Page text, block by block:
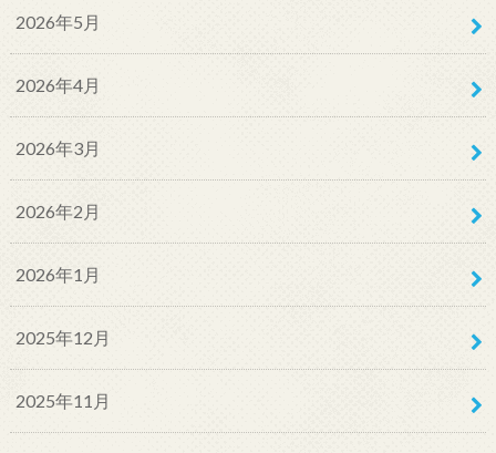
2026年5月
2026年4月
2026年3月
2026年2月
2026年1月
2025年12月
2025年11月